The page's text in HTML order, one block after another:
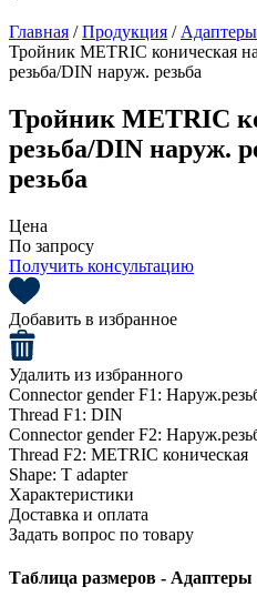
Главная /Продукция /
Тройник METRIC коническая
резьба/DIN наруж. резьба
Тройник METRIC
резьба/DIN наруж.
резьба
Цена
По запросу
Получить консультацию
Добавить в избранное
Удалить из избранного
Connector gender F1:
Thread F1: DIN
Connector gender F2:
Thread F2: METRIC коническая
Shape: T adapter
Характеристики
Доставка и оплата
Задать вопрос по товару
Таблица размеров - Адаптеры